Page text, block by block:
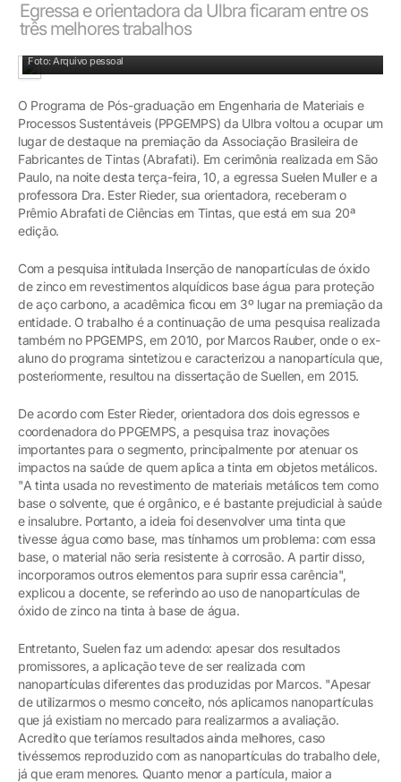
Egressa e orientadora da Ulbra ficaram entre os
três melhores trabalhos
Foto: Arquivo pessoal
O Programa de Pós-graduação em Engenharia de Materiais e
Processos Sustentáveis (PPGEMPS) da Ulbra voltou a ocupar um
lugar de destaque na premiação da Associação Brasileira de
Fabricantes de Tintas (Abrafati). Em cerimônia realizada em São
Paulo, na noite desta terça-feira, 10, a egressa Suelen Muller e a
professora Dra. Ester Rieder, sua orientadora, receberam o
Prêmio Abrafati de Ciências em Tintas, que está em sua 20ª
edição.
Com a pesquisa intitulada Inserção de nanopartículas de óxido
de zinco em revestimentos alquídicos base água para proteção
de aço carbono, a acadêmica ficou em 3º lugar na premiação da
entidade. O trabalho é a continuação de uma pesquisa realizada
também no PPGEMPS, em 2010, por Marcos Rauber, onde o ex-
aluno do programa sintetizou e caracterizou a nanopartícula que,
posteriormente, resultou na dissertação de Suellen, em 2015.
De acordo com Ester Rieder, orientadora dos dois egressos e
coordenadora do PPGEMPS, a pesquisa traz inovações
importantes para o segmento, principalmente por atenuar os
impactos na saúde de quem aplica a tinta em objetos metálicos.
"A tinta usada no revestimento de materiais metálicos tem como
base o solvente, que é orgânico, e é bastante prejudicial à saúde
e insalubre. Portanto, a ideia foi desenvolver uma tinta que
tivesse água como base, mas tínhamos um problema: com essa
base, o material não seria resistente à corrosão. A partir disso,
incorporamos outros elementos para suprir essa carência",
explicou a docente, se referindo ao uso de nanopartículas de
óxido de zinco na tinta à base de água.
Entretanto, Suelen faz um adendo: apesar dos resultados
promissores, a aplicação teve de ser realizada com
nanopartículas diferentes das produzidas por Marcos. "Apesar
de utilizarmos o mesmo conceito, nós aplicamos nanopartículas
que já existiam no mercado para realizarmos a avaliação.
Acredito que teríamos resultados ainda melhores, caso
tivéssemos reproduzido com as nanopartículas do trabalho dele,
já que eram menores. Quanto menor a partícula, maior a